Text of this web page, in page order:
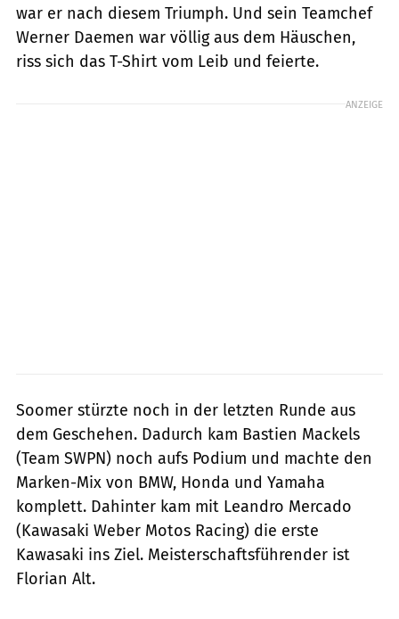
war er nach diesem Triumph. Und sein Teamchef
Werner Daemen war völlig aus dem Häuschen,
riss sich das T-Shirt vom Leib und feierte.
ANZEIGE
Soomer stürzte noch in der letzten Runde aus
dem Geschehen. Dadurch kam Bastien Mackels
(Team SWPN) noch aufs Podium und machte den
Marken-Mix von BMW, Honda und Yamaha
komplett. Dahinter kam mit Leandro Mercado
(Kawasaki Weber Motos Racing) die erste
Kawasaki ins Ziel. Meisterschaftsführender ist
Florian Alt.